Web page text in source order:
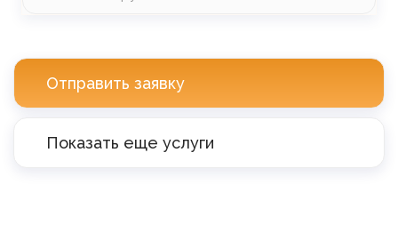
Отправить заявку
Показать еще услуги